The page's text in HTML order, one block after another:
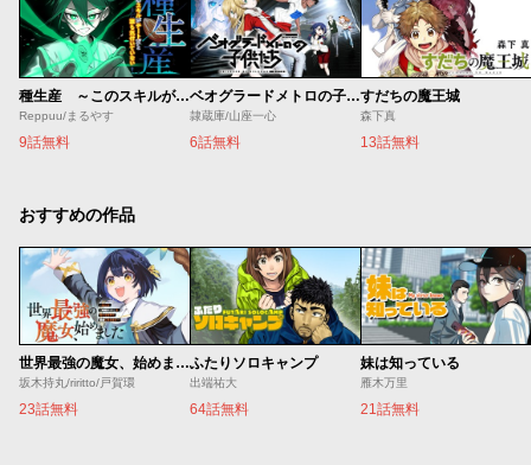
種生産 ～このスキルがチートだとまだ誰も気付いていない～
Reppuu/まるやす
9話無料
ベオグラードメトロの子供たち
隷蔵庫/山座一心
6話無料
すだちの魔王城
森下真
13話無料
おすすめの作品
世界最強の魔女、始めました ～私だけ『攻略サイト』を見れる世界で自由に生きます～
坂木持丸/riritto/戸賀環
23話無料
ふたりソロキャンプ
出端祐大
64話無料
妹は知っている
雁木万里
21話無料